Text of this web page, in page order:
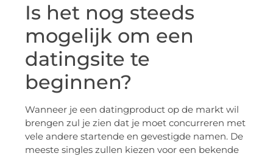
Is het nog steeds
mogelijk om een
datingsite te
beginnen?
Wanneer je een datingproduct op de markt wil
brengen zul je zien dat je moet concurreren met
vele andere startende en gevestigde namen. De
meeste singles zullen kiezen voor een bekende